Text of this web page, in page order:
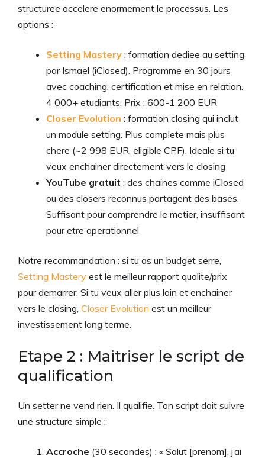
structuree accelere enormement le processus. Les
options :
Setting Mastery : formation dediee au setting
par Ismael (iClosed). Programme en 30 jours
avec coaching, certification et mise en relation.
4 000+ etudiants. Prix : 600-1 200 EUR
Closer Evolution : formation closing qui inclut
un module setting. Plus complete mais plus
chere (~2 998 EUR, eligible CPF). Ideale si tu
veux enchainer directement vers le closing
YouTube gratuit : des chaines comme iClosed
ou des closers reconnus partagent des bases.
Suffisant pour comprendre le metier, insuffisant
pour etre operationnel
Notre recommandation : si tu as un budget serre,
Setting Mastery est le meilleur rapport qualite/prix
pour demarrer. Si tu veux aller plus loin et enchainer
vers le closing, Closer Evolution est un meilleur
investissement long terme.
Etape 2 : Maitriser le script de
qualification
Un setter ne vend rien. Il qualifie. Ton script doit suivre
une structure simple :
Accroche (30 secondes) : « Salut [prenom], j’ai